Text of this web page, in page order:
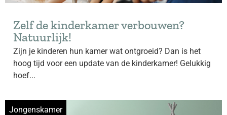
Zelf de kinderkamer verbouwen?
Natuurlijk!
Zijn je kinderen hun kamer wat ontgroeid? Dan is het
hoog tijd voor een update van de kinderkamer! Gelukkig
hoef...
Jongenskamer